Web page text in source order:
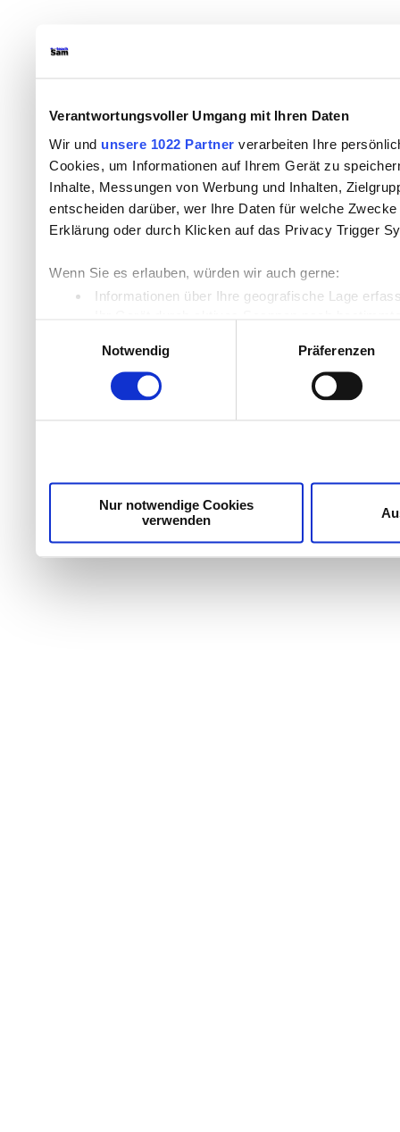
Verantwortungsvoller Umgang mit Ihren Daten
Wir und unsere 1022 Partner verarbeiten Ihre
Cookies, um Informationen auf Ihrem Gerät zu
Inhalte, Messungen von Werbung und Inhalten,
entscheiden darüber, wer Ihre Daten für welche
Erklärung oder durch Klicken auf das Privacy Trigger
Wenn Sie es erlauben, würden wir auch gerne:
Informationen über Ihre geografische Lage
Ihr Gerät durch aktives Scannen nach
Wir verwenden Cookies, um Inhalte und Anzeigen zu
die Zugriffe auf unsere Website zu analysieren.
Dienste gesammelt haben.
Notwendig
Präferenzen
Nur notwendige Cookies
verwenden